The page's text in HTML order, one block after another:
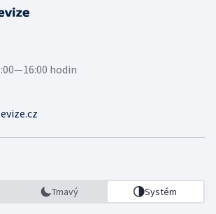
hodin
Tmavý Systém